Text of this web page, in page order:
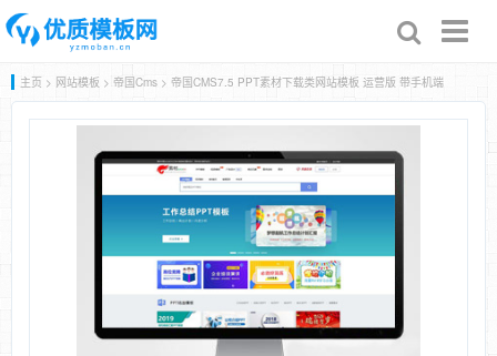
主页 > 网站模板 > 帝国Cms > 帝国CMS7.5 PPT素材下载类网站模板 运营版 带手机端